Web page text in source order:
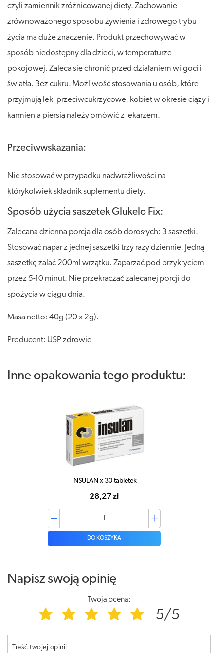
czyli zamiennik zróżnicowanej diety. Zachowanie
zrównoważonego sposobu żywienia i zdrowego trybu
życia ma duże znaczenie. Produkt przechowywać w
sposób niedostępny dla dzieci, w temperaturze
pokojowej. Zaleca się chronić przed działaniem wilgoci i
światła. Bez cukru. Możliwość stosowania u osób, które
przyjmują leki przeciwcukrzycowe, kobiet w okresie ciąży i
karmienia piersią należy omówić z lekarzem.
Przeciwwskazania:
Nie stosować w przypadku nadwrażliwości na
którykolwiek składnik suplementu diety.
Sposób użycia saszetek Glukelo Fix:
Zalecana dzienna porcja dla osób dorosłych: 3 saszetki.
Stosować napar z jednej saszetki trzy razy dziennie. Jedną
saszetkę zalać 200ml wrzątku. Zaparzać pod przykryciem
przez 5-10 minut. Nie przekraczać zalecanej porcji do
spożycia w ciągu dnia.
Masa netto: 40g (20 x 2g).
Producent: USP zdrowie
Inne opakowania tego produktu:
INSULAN x 30 tabletek
28,27 zł
DO KOSZYKA
Napisz swoją opinię
Twoja ocena:
5/5
Treść twojej opinii